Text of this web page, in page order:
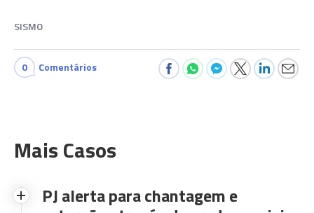
SISMO
0 Comentários
Mais Casos
PJ alerta para chantagem e